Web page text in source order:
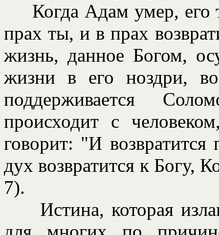
Когда Адам умер, его
прах ты, и в прах
жизнь, данное Богом,
жизни в его ноздри,
поддерживается
происходит с
говорит: "И
дух возвратится к Богу,
7).
Истина, которая